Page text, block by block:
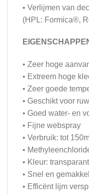
• Verlijmen van
(HPL: Formica®,
• Zeer hoge
• Extreem hoge
• Zeer goede
• Geschikt voor
• Goed water- en
• Fijne webspray
• Verbruik: tot
•
• Kleur: transparant
• Snel en
• Efficënt lijm